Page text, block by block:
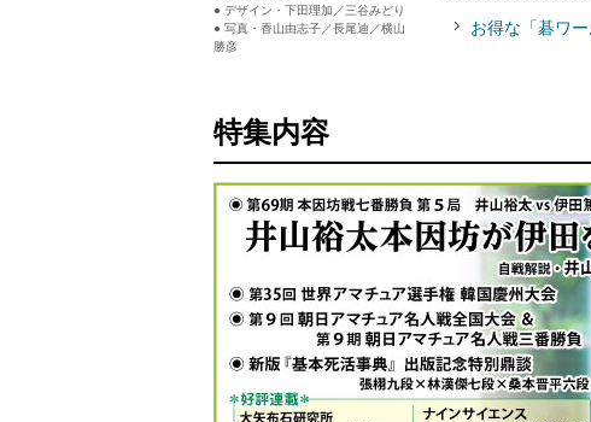
● デザイン・下田理加／三谷みどり
● 写真・香山由志子／長尾迪／横山
勝彦
お得な「碁ワ
特集内容